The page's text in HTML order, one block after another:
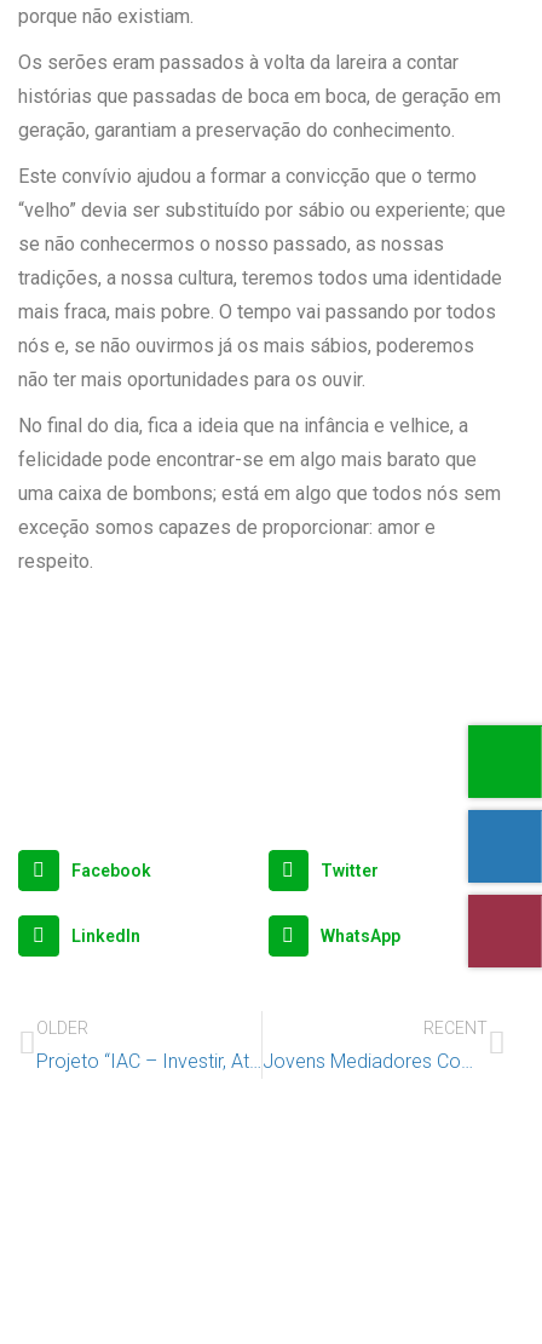
porque não existiam.
Os serões eram passados à volta da lareira a contar
histórias que passadas de boca em boca, de geração em
geração, garantiam a preservação do conhecimento.
Este convívio ajudou a formar a convicção que o termo
“velho” devia ser substituído por sábio ou experiente; que
se não conhecermos o nosso passado, as nossas
tradições, a nossa cultura, teremos todos uma identidade
mais fraca, mais pobre. O tempo vai passando por todos
nós e, se não ouvirmos já os mais sábios, poderemos
não ter mais oportunidades para os ouvir.
No final do dia, fica a ideia que na infância e velhice, a
felicidade pode encontrar-se em algo mais barato que
uma caixa de bombons; está em algo que todos nós sem
exceção somos capazes de proporcionar: amor e
respeito.
Facebook Twitter
LinkedIn WhatsApp
OLDER RECENT